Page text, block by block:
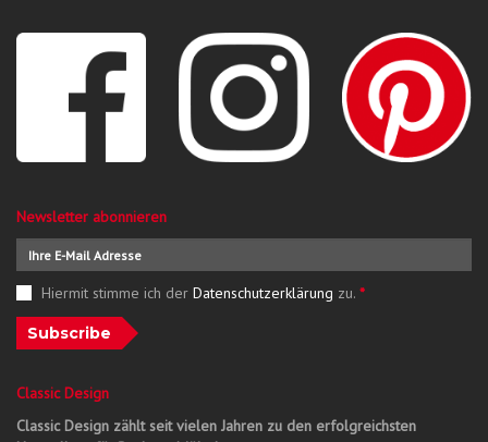
Newsletter abonnieren
Hiermit stimme ich der Datenschutzerklärung zu. *
Subscribe
Classic Design
Classic Design zählt seit vielen Jahren zu den erfolgreichsten